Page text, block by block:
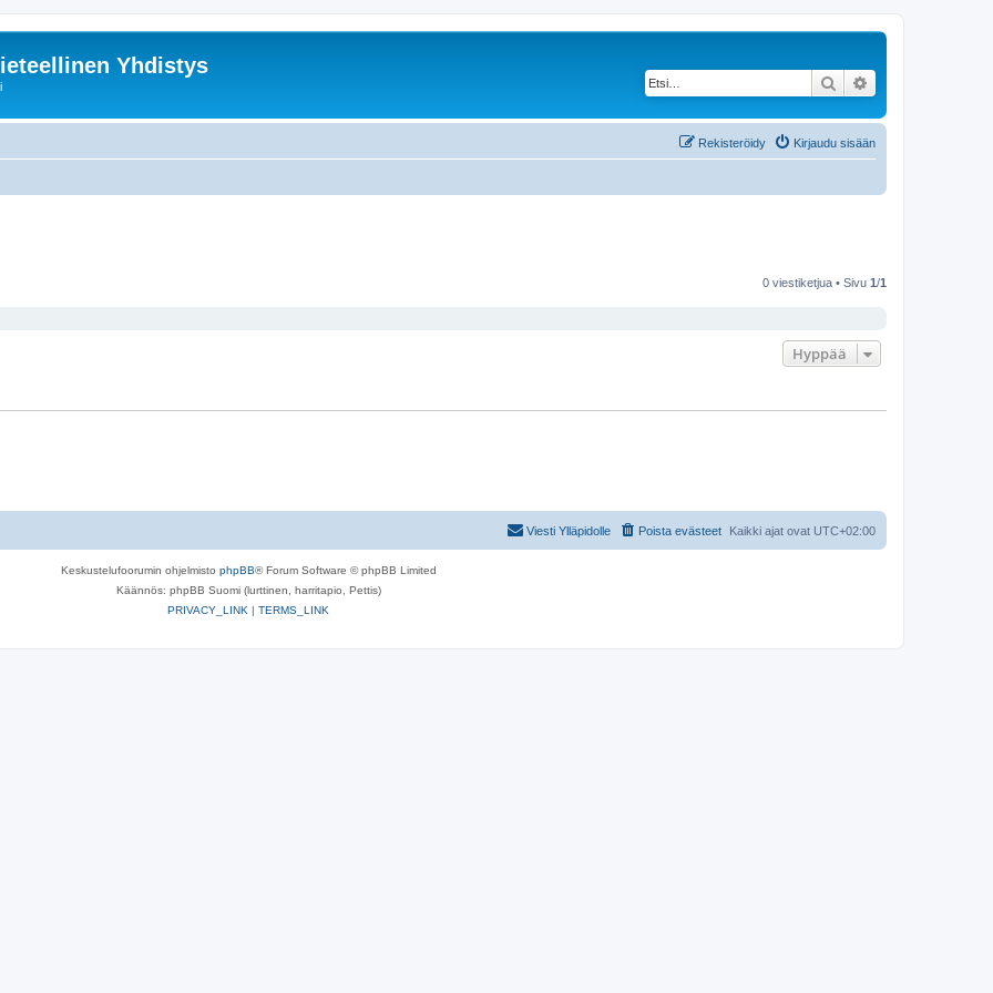
Yhdistys
Etsi
Kirjaudu sisään
Rekisteröidy
0 viestiketjua • Sivu 1/1
Hyppää
Kaikki ajat ovat UTC+02:00
Poista evästeet
Viesti Ylläpidolle
Keskustelufoorumin ohjelmisto phpBB® Forum Software © phpBB Limited
Käännös: phpBB Suomi (lurttinen, harritapio, Pettis)
PRIVACY_LINK | TERMS_LINK